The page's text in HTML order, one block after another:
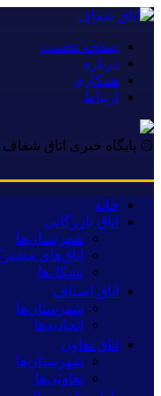
صفحه نخست
درباره
همکاری
ارتباط
۞ پایگاه خبری اتاق شفاف
خانه
اتاق بازرگانی
شهرستان‌ها
اتاق‌های
تشکل‌ها
اتاق اصناف
شهرستان‌ها
اتحادیه‌ها
اتاق تعاون
شهرستان‌ها
تعاونی‌ها